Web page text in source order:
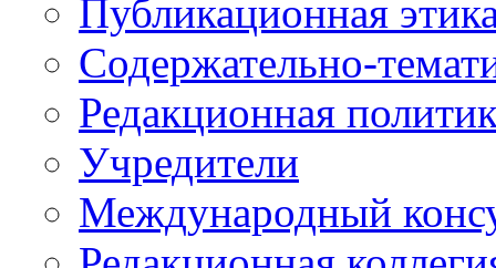
Публикационная
Содержательно-
Редакционная
Учредители
Международный